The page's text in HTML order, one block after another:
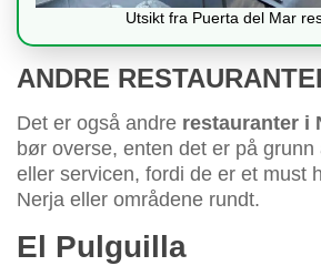
Utsikt fra Puerta del Mar
ANDRE
Det er også andre restauranter i
bør overse, enten det er på
eller servicen, fordi de er et must
Nerja eller områdene rundt.
El Pulguilla